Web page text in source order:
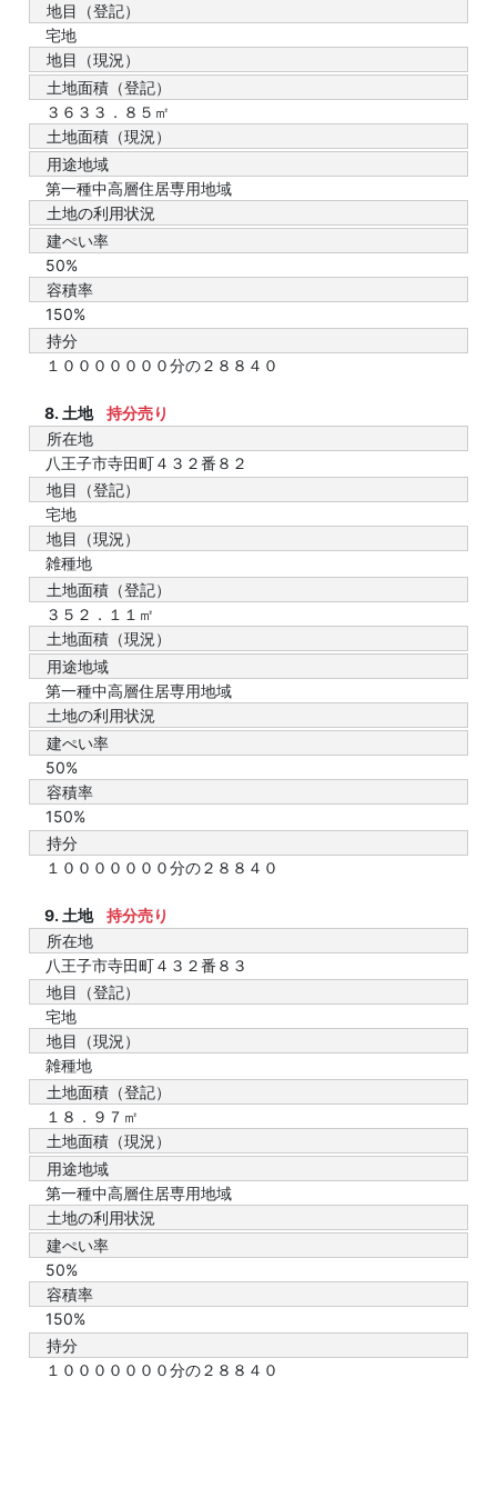
地目（登記）
宅地
地目（現況）
土地面積（登記）
３６３３．８５㎡
土地面積（現況）
用途地域
第一種中高層住居専用地域
土地の利用状況
建ぺい率
50%
容積率
150%
持分
１０００００００分の２８８４０
8. 土地
持分売り
所在地
八王子市寺田町４３２番８２
地目（登記）
宅地
地目（現況）
雑種地
土地面積（登記）
３５２．１１㎡
土地面積（現況）
用途地域
第一種中高層住居専用地域
土地の利用状況
建ぺい率
50%
容積率
150%
持分
１０００００００分の２８８４０
9. 土地
持分売り
所在地
八王子市寺田町４３２番８３
地目（登記）
宅地
地目（現況）
雑種地
土地面積（登記）
１８．９７㎡
土地面積（現況）
用途地域
第一種中高層住居専用地域
土地の利用状況
建ぺい率
50%
容積率
150%
持分
１０００００００分の２８８４０